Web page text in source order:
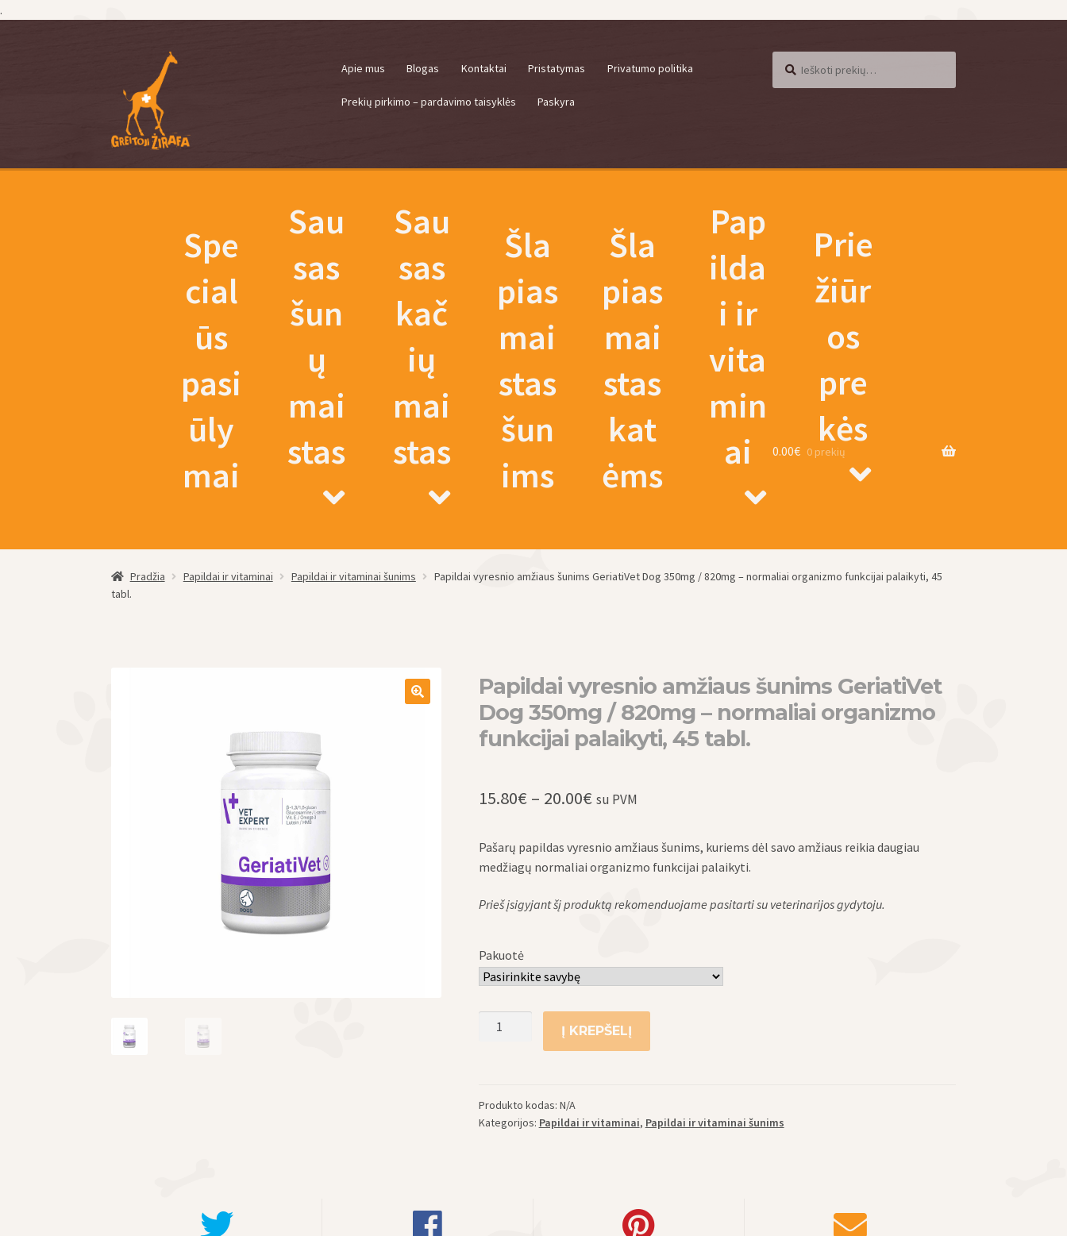
.
meniu
turinio
Apie mus Blogas Kontaktai Pristatymas Privatumo politika
Prekių pirkimo – pardavimo taisyklės Paskyra
Ieškoti
Spe
cial
ūs
pasi
ūly
mai
Sau
sas
šun
ų
mai
stas
Sau
sas
kač
ių
mai
stas
Šla
pias
mai
stas
šun
ims
Šla
pias
mai
stas
kat
ėms
Pap
ilda
i ir
vita
min
ai
Prie
žiūr
os
pre
kės
0.00€ 0 prekių
Pradžia Papildai ir vitaminai Papildai ir vitaminai šunims
Papildai vyresnio amžiaus šunims GeriatiVet Dog 350mg / 820mg – normaliai organizmo funkcijai palaikyti, 45
tabl.
Papildai vyresnio amžiaus šunims GeriatiVet
Dog 350mg / 820mg – normaliai organizmo
funkcijai palaikyti, 45 tabl.
15.80€ – 20.00€Price
15.80€
20.00€
su PVM
Pašarų papildas vyresnio amžiaus šunims, kuriems dėl savo amžiaus reikia daugiau
medžiagų normaliai organizmo funkcijai palaikyti.
Prieš įsigyjant šį produktą rekomenduojame pasitarti su veterinarijos gydytoju.
Pakuotė
produkto
amžiaus
šunims
Į KREPŠELĮ
Produkto kodas: N/A
Kategorijos: Papildai ir vitaminai, Papildai ir vitaminai šunims